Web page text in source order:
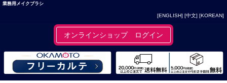
業務用メイクブラシ
[ENGLISH] [中文] [KOREAN]
オンラインショップ ログイン